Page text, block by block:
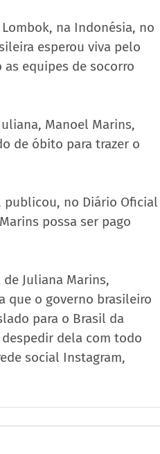
na Indonésia, no
esperou viva pelo
equipes de socorro
Manoel Marins,
de óbito para trazer o
publicou, no Diário Oficial
possa ser pago
Juliana Marins,
que o governo brasileiro
para o Brasil da
dela com todo
social Instagram,